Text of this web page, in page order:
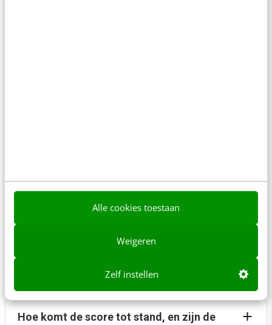
Alle cookies toestaan
Weigeren
Zelf instellen
btw betalen?
Kan ik subsidie krijgen?
Hoe komt de score tot stand, en zijn de